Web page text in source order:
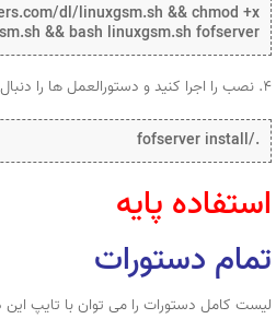
dl/linuxgsm.sh && chmod +x
&& bash linuxgsm.sh fofserver
۴. نصب را اجرا کنید و دستورالعمل ها را دنبال کنید.
./fofserver install
استفاده پایه
تمام دستورات
لیست کامل دستورات را می توان با تایپ این